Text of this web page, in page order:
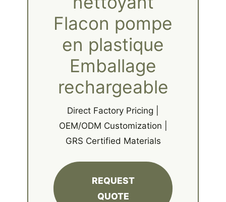
Flacon pompe
en plastique
Emballage
rechargeable
Direct Factory Pricing |
OEM/ODM Customization |
GRS Certified Materials
REQUEST
QUOTE